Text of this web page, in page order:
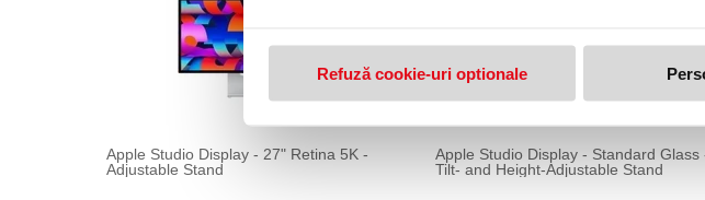
Refuză cookie-uri optionale
Apple Studio Display - 27" Retina 5K -
Adjustable Stand
Apple Studio Display - Standard Glass
Tilt- and Height-Adjustable Stand